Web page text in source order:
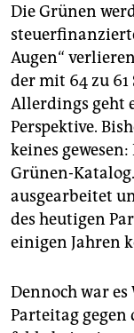
Die Grünen
Augen“
der mit 64 zu
Allerdings geht
Perspektive.
keines
Grünen-
ausgearbeitet
des heutigen
einigen Jahren
Dennoch war es
Parteitag gegen